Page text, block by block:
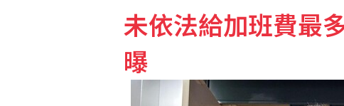
宇樹科技確定發行價 發行後
未依法給加班費最
曝